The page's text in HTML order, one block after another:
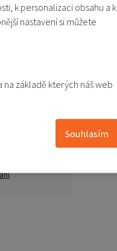
k personalizaci obsahu a k
nastavení si můžete
základě kterých náš web
Souhlasím